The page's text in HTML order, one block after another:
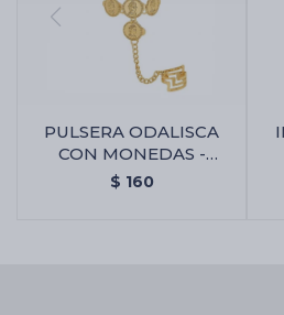
PULSERA ODALISCA
CON MONEDAS -
Pulsera Odalisca Con
$ 160